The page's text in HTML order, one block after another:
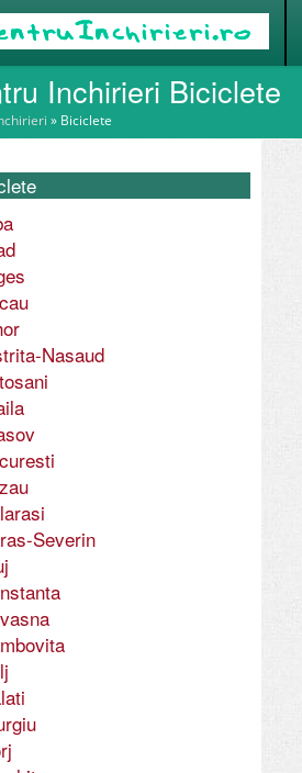
Inchirieri Biciclete
» Biciclete
Nasaud
Severin